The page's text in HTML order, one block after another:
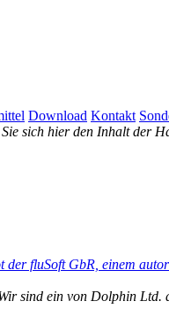
Download Kontakt
sich hier den Inhalt der
der fluSoft GbR, einem
sind ein von Dolphin Ltd.